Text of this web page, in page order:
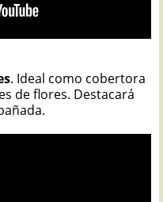
. Ideal como cobertora
de flores. Destacará